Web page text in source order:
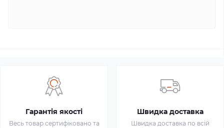
Гарантія якості
Весь товар сертифіковано та
Швидка доставка
Швидка доставка по всій